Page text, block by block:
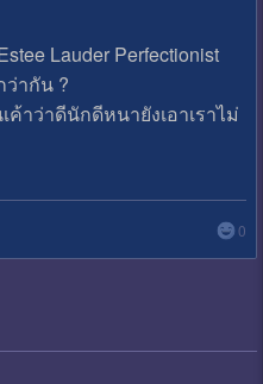
Lauder Perfectionist
ว่ากัน ?
าว่าดีนักดีหนายังเอาเราไม่
0